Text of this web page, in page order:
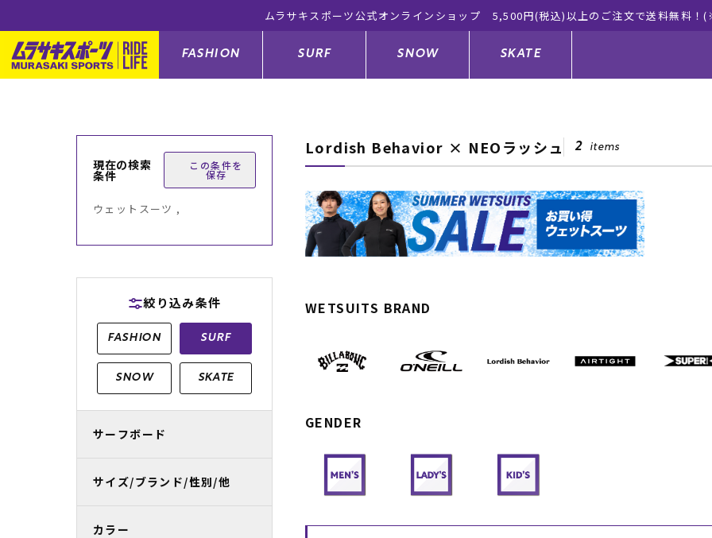
ポーツ公式オンラインショップ 5,500円(税込)以上のご注文で送料無料！(※一部対象外有り)
FASHION
アウター/ジャケット トップス
シューズ サンダル
バッグ
メンズ水着
レディースラッシュガード レディースフィットネス ストライダー/バイク/その他
FASHION TOP
SURF
サーフボード ウェットスーツ
サーフボードメンテナンスグッズ キッズサーフィン
ボディーボード
GO ボディーボード
SNOW
スノーボード板 バインディング
スノーボードセット スノーボードウェア
スノーボードゴーグル
キッズスノーボードセット
スノーボード レンタル リフト電子チケット 中古/アウトレット スノーボード
中古/アウトレット スノーウェア
SKATE
スケートボード キッズスケートボード
スケートボードグッズ
スケートボードメンテナンスグッ
ズ
GO スケートセット
Lordish Behavior × NEOラッシュ 2 items
WETSUITS BRAND
GENDER
現在の検索
条件
この条件を
保存
ウェットスーツ ,
絞り込み条件
FASHION SURF
SNOW SKATE
サーフボード
サイズ/ブランド/性別/他
カラー